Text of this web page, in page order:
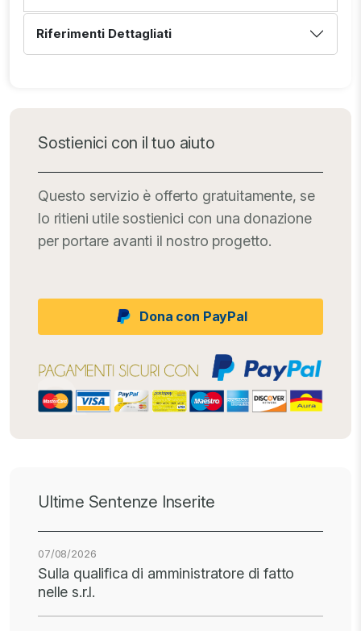
Riferimenti Dettagliati
Sostienici con il tuo aiuto
Questo servizio è offerto gratuitamente, se
lo ritieni utile sostienici con una donazione
per portare avanti il nostro progetto.
Dona con PayPal
Ultime Sentenze Inserite
07/08/2026
Sulla qualifica di amministratore di fatto
nelle s.r.l.